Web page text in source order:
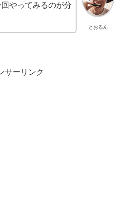
とおるん
やってみるのが分
サーリンク